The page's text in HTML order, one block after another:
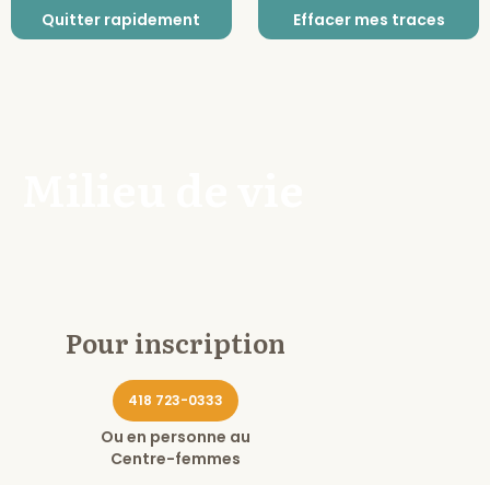
Quitter rapidement Effacer mes traces
Pour inscription
418 723-0333
Ou en personne au
Centre-femmes